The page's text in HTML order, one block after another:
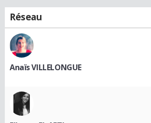
Réseau
Anaïs VILLELONGUE